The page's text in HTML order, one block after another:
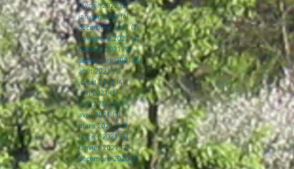
février 2022 (5)5 posts
janvier 2022 (4)4 posts
décembre 2021 (7)7 posts
novembre 2021 (4)4 posts
octobre 2021 (9)9 posts
septembre 2021 (6) 6 posts
août 2021 (5)5 posts
juillet 2021 (4)4 posts
juin 2021 (5)5 posts
mai 2021 (4)4 posts
avril 2021 (3)3 posts
mars 2021 (12)12 posts
février 2021 (7)7 posts
janvier 2021 (7)7 posts
décembre 2020 (7)7 posts